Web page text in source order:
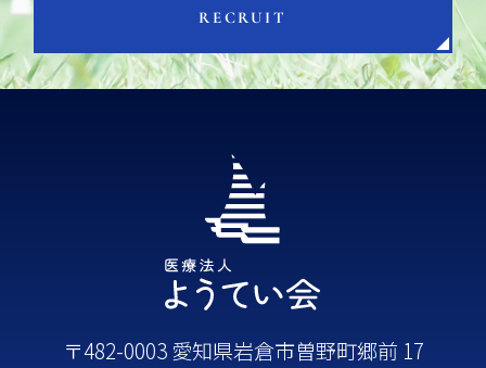
RECRUIT
〒482-0003 愛知県岩倉市曽野町郷前 17